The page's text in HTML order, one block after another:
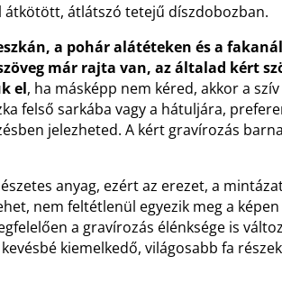
átkötött, átlátszó tetejű díszdobozban.
a pohár alátéteken és a
már rajta van, az általad kért
el, ha másképp nem kéred, akkor a
felső sarkába vagy a hátuljára,
jelezheted. A kért gravírozás
anyag, ezért az erezet, a
nem feltétlenül egyezik meg a
a gravírozás élénksége is
kiemelkedő, világosabb fa